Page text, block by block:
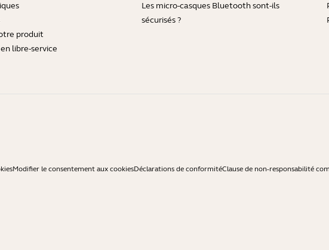
produit
libre-service
Les micro-casques Bluetooth sont-ils
sécurisés ?
Modifier le consentement aux cookiesDéclarations de conformitéClause de non-responsabilité